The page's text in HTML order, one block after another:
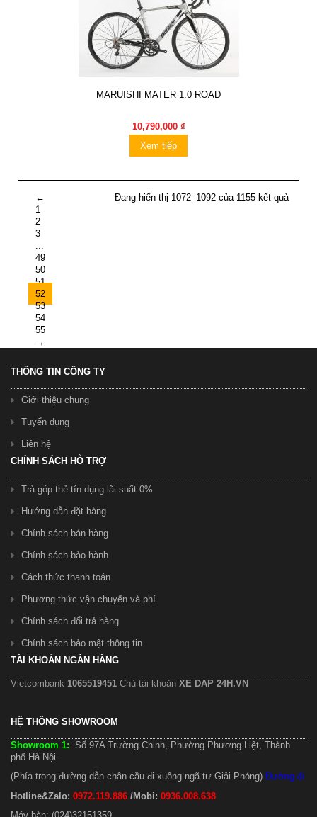
MARUISHI MATER 1.0 ROAD
10,790,000 ₫
Xem tiếp
←
1
2
3
...
49
50
51
52
53
54
55
→
Đang hiển thị 1072–1092 của 1155 kết quả
THÔNG TIN CÔNG TY
Giới thiệu chung
Tuyển dụng
Liên hệ
CHÍNH SÁCH HỖ TRỢ
Trả góp thẻ tín dụng lãi suất 0%
Hướng dẫn đặt hàng
Chính sách bán hàng
Chính sách bảo hành
Cách thức thanh toán
Phương thức vận chuyển và phí
Chính sách đổi trả hàng
Chính sách bảo mật thông tin
TÀI KHOẢN NGÂN HÀNG
Vietcombank 1065519451 Chủ tài khoản XE DAP 24H.VN
HỆ THỐNG SHOWROOM
Showroom 1: Số 97A Trường Chinh, Phường Phương Liệt, Thành
phố Hà Nội.
(Phía trong đường dẫn chân cầu đi xuống ngã tư Giải Phóng) Đường đi
Hotline&Zalo: 0972.119.886 /Mobi: 0936.008.638